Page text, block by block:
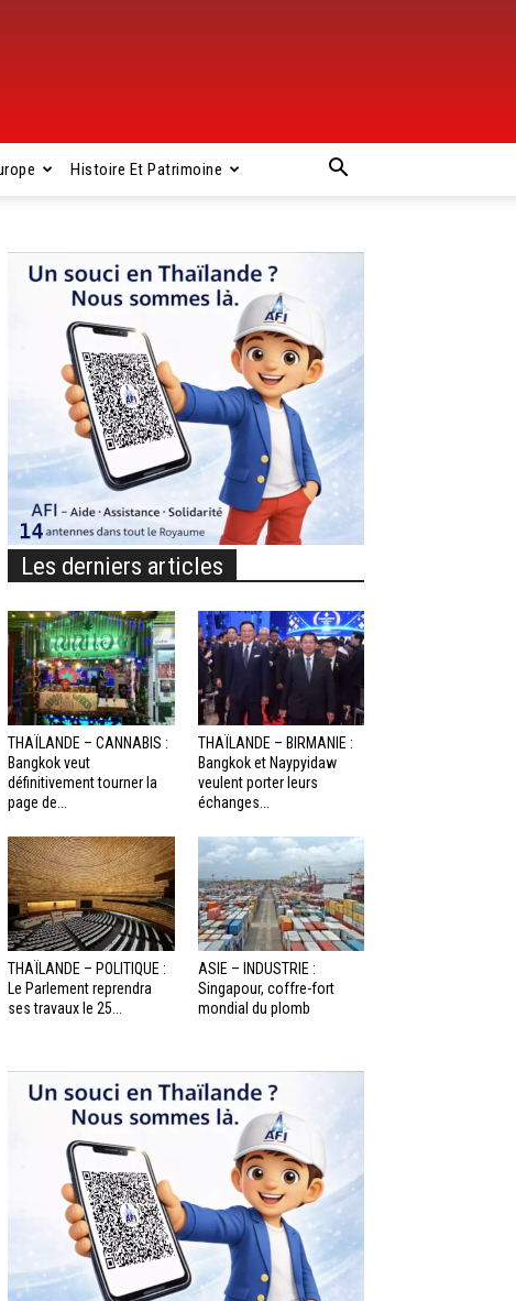
Histoire Et Patrimoine
Les derniers articles
THAÏLANDE – CANNABIS :
Bangkok veut
définitivement tourner la
page de...
THAÏLANDE – BIRMANIE :
Bangkok et Naypyidaw
veulent porter leurs
échanges...
THAÏLANDE – POLITIQUE :
Le Parlement reprendra
ses travaux le 25...
ASIE – INDUSTRIE :
Singapour, coffre-fort
mondial du plomb